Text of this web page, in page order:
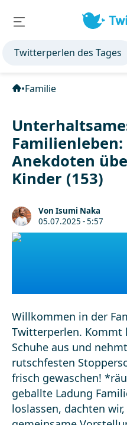
Twitterperlen des Tages
•Familie
Anekdoten
Kinder (153)
Von Isumi Naka
05.07.2025 - 5:57
Willkommen in der
Twitterperlen. Kommt
Schuhe aus und
rutschfesten
frisch gewaschen!
geballte Ladung
loslassen, dachten